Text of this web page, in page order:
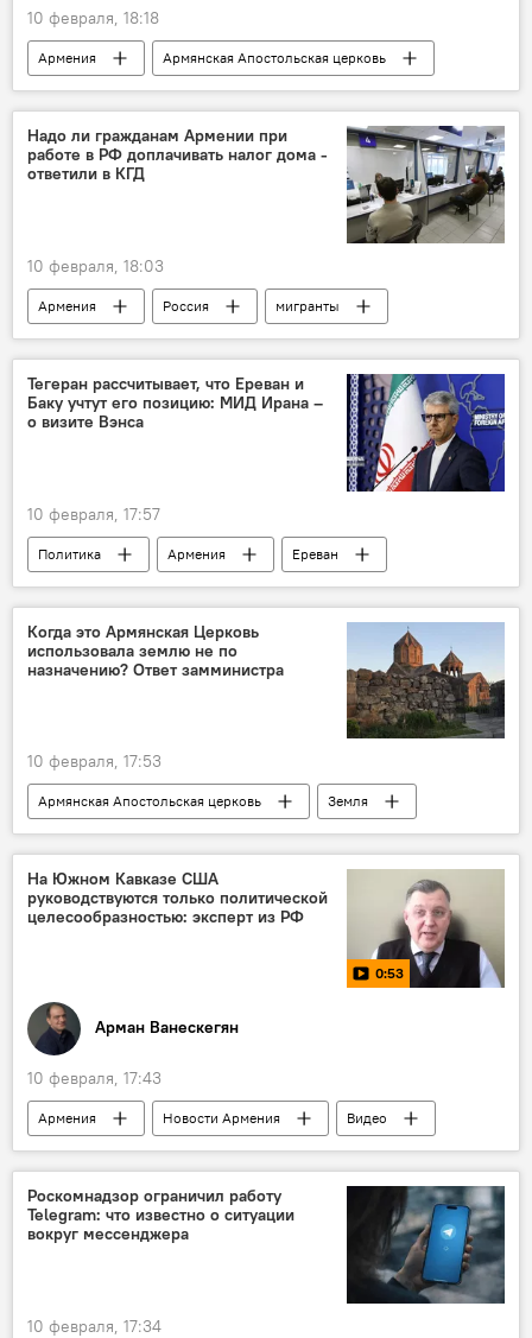
10 февраля, 18:18
Армения
Армянская Апостольская церковь
заявление
Политика
Надо ли гражданам Армении при
работе в РФ доплачивать налог дома -
ответили в КГД
10 февраля, 18:03
Армения Россия
мигранты
Экономика
Новости Армения
Тегеран рассчитывает, что Ереван и
Баку учтут его позицию: МИД Ирана –
о визите Вэнса
10 февраля, 17:57
Политика Армения
Ереван
Тегеран
Баку МИД
Иран
визит
Когда это Армянская Церковь
использовала землю не по
назначению? Ответ замминистра
10 февраля, 17:53
Армянская Апостольская церковь Земля
На Южном Кавказе США
руководствуются только политической
целесообразностью: эксперт из РФ
0:53
Арман Ванескегян
10 февраля, 17:43
Армения Новости Армения
Видео
Пресс-центр
пресс-центр Sputnik Армения
Роскомнадзор ограничил работу
Telegram: что известно о ситуации
вокруг мессенджера
10 февраля, 17:34